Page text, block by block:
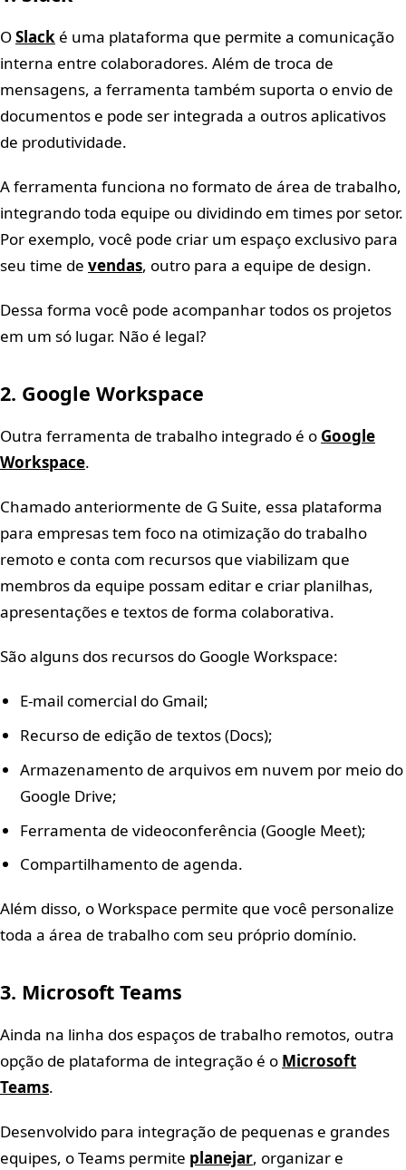
OSlack é uma plataforma que permite a comunicação
interna entre colaboradores. Além de troca de
mensagens, a ferramenta também suporta o envio de
documentos e pode ser integrada a outros aplicativos
de produtividade.
A ferramenta funciona no formato de área de trabalho,
integrando toda equipe ou dividindo em times por setor.
Por exemplo, você pode criar um espaço exclusivo para
seu time de vendas, outro para a equipe de design.
Dessa forma você pode acompanhar todos os projetos
em um só lugar. Não é legal?
2. Google Workspace
Outra ferramenta de trabalho integrado é o Google
Workspace.
Chamado anteriormente de G Suite, essa plataforma
para empresas tem foco na otimização do trabalho
remoto e conta com recursos que viabilizam que
membros da equipe possam editar e criar planilhas,
apresentações e textos de forma colaborativa.
São alguns dos recursos do Google Workspace:
E-mail comercial do Gmail;
Recurso de edição de textos (Docs);
Armazenamento de arquivos em nuvem por meio do
Google Drive;
Ferramenta de videoconferência (Google Meet);
Compartilhamento de agenda.
Além disso, o Workspace permite que você personalize
toda a área de trabalho com seu próprio domínio.
3. Microsoft Teams
Ainda na linha dos espaços de trabalho remotos, outra
opção de plataforma de integração é o Microsoft
Teams.
Desenvolvido para integração de pequenas e grandes
equipes, o Teams permite planejar, organizar e